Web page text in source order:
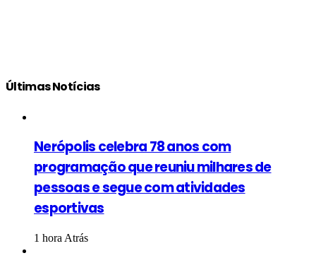
Últimas Notícias
Nerópolis celebra 78 anos com
programação que reuniu milhares de
pessoas e segue com atividades
esportivas
1 hora Atrás